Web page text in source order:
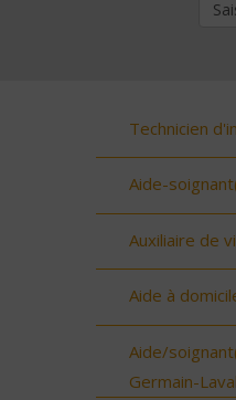
Technicien
Aide-
Auxiliaire de
Aide à
Aide/
Germain-